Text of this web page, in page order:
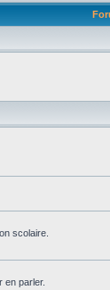
scolaire.
en parler.